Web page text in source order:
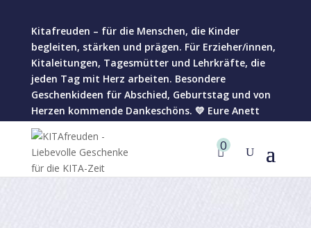
Kitafreuden – für die Menschen, die Kinder
begleiten, stärken und prägen. Für Erzieher/innen,
Kitaleitungen, Tagesmütter und Lehrkräfte, die
jeden Tag mit Herz arbeiten. Besondere
Geschenkideen für Abschied, Geburtstag und von
Herzen kommende Dankeschöns. 💛 Eure Anett
0